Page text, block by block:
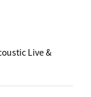
Live &